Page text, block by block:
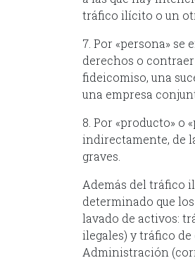
tráfico
7. Por «persona»
derechos o
fideicomiso, una
una empresa
8. Por «producto» o
indirectamente, de
Además del tráfico
determinado que
lavado de activos:
ilegales) y tráfico
Administración